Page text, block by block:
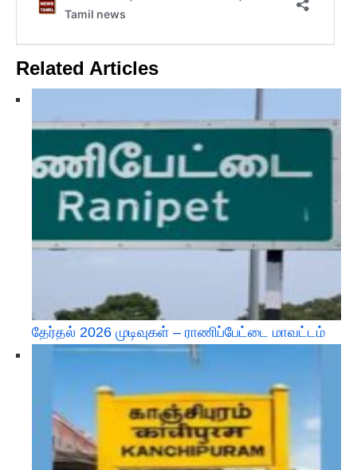
Related Articles
தேர்தல் 2026 முடிவுகள் – ராணிப்பேட்டை மாவட்டம்